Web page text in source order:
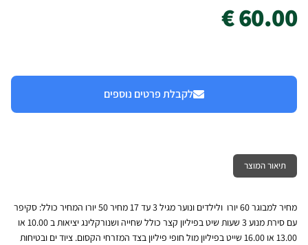
60.00 €
לקבלת פרטים נוספים
תיאור המוצר
מחיר למבוגר 60 יורו ולילדים ונוער מגיל 3 עד 17 מחיר 50 יורו המחיר כולל: סקיפר
עם סירת מנוע 3 שעות שיט בפיליון קצר כולל שחייה ושנורקלינג יציאות ב 10.00 או
13.00 או 16.00 שייט בפיליון מול חופי פיליון בצד המזרחי הקסום. ציוד ים ובטיחות